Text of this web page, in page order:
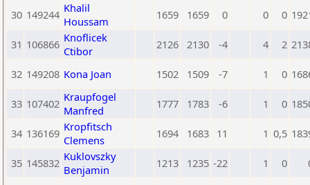
30 149244 Khalil
Houssam
1659 1659 0 0 0
31 106866 Knoflicek
Ctibor
2126 2130 -4 4 2
32 149208 Kona Joan 1502 1509 -7 1 0
33 107402 Kraupfogel
Manfred
1777 1783 -6 1 0
34 136169 Kropfitsch
Clemens
1694 1683 11 1 0,5
35 145832 Kuklovszky
Benjamin
1213 1235 -22 1 0